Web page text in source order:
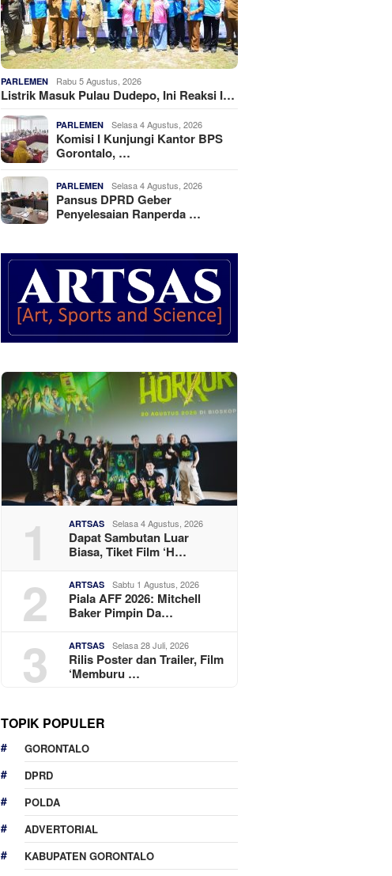
PARLEMEN Rabu 5 Agustus, 2026
Listrik Masuk Pulau Dudepo, Ini Reaksi I…
PARLEMEN Selasa 4 Agustus, 2026
Komisi I Kunjungi Kantor BPS
Gorontalo, …
PARLEMEN Selasa 4 Agustus, 2026
Pansus DPRD Geber
Penyelesaian Ranperda …
1 ARTSAS Selasa 4 Agustus, 2026
Dapat Sambutan Luar
Biasa, Tiket Film ‘H…
2 ARTSAS Sabtu 1 Agustus, 2026
Piala AFF 2026: Mitchell
Baker Pimpin Da…
3 ARTSAS Selasa 28 Juli, 2026
Rilis Poster dan Trailer, Film
‘Memburu …
TOPIK POPULER
GORONTALO
DPRD
POLDA
ADVERTORIAL
KABUPATEN GORONTALO